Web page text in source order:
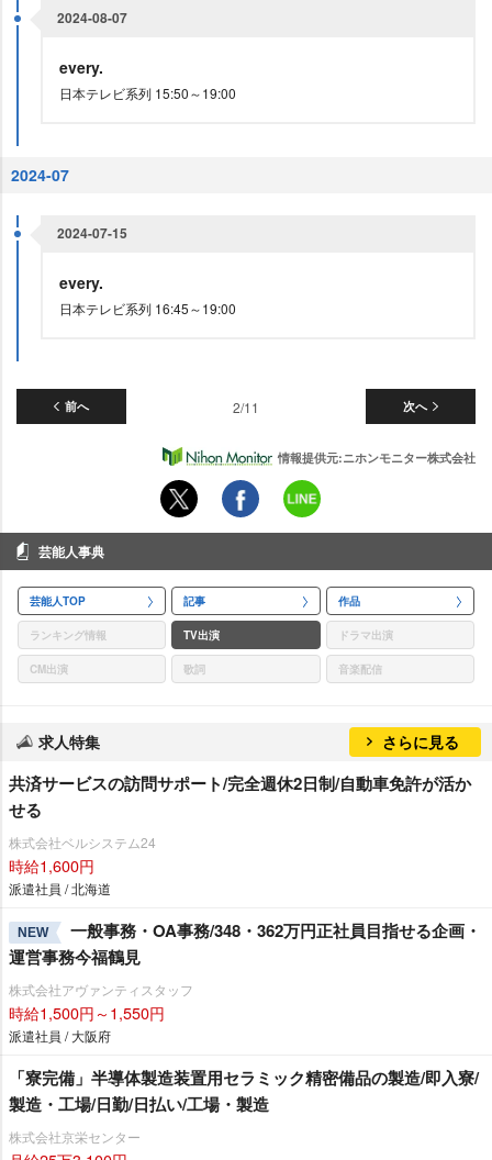
2024-08-07
every.
日本テレビ系列 15:50～19:00
2024-07
2024-07-15
every.
日本テレビ系列 16:45～19:00
前へ 次へ
2/11
情報提供元:ニホンモニター株式会社
芸能人事典
芸能人TOP 記事 作品
ランキング情報 TV出演 ドラマ出演
CM出演 歌詞 音楽配信
求人特集 さらに見る
共済サービスの訪問サポート/完全週休2日制/自動車免許が活か
せる
株式会社ベルシステム24
時給1,600円
派遣社員 / 北海道
NEW
一般事務・OA事務/348・362万円正社員目指せる企画・
運営事務今福鶴見
株式会社アヴァンティスタッフ
時給1,500円～1,550円
派遣社員 / 大阪府
「寮完備」半導体製造装置用セラミック精密備品の製造/即入寮/
製造・工場/日勤/日払い/工場・製造
株式会社京栄センター